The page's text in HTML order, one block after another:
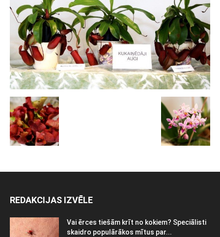
REDAKCIJAS IZVĒLE
Vai ērces tiešām krīt no kokiem? Speciālisti
skaidro populārākos mītus par...